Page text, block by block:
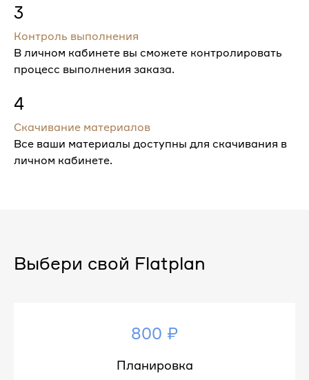
3
Контроль выполнения
В личном кабинете вы сможете контролировать
процесс выполнения заказа.
4
Скачивание материалов
Все ваши материалы доступны для скачивания в
личном кабинете.
Выбери свой Flatplan
800 ₽
Планировка